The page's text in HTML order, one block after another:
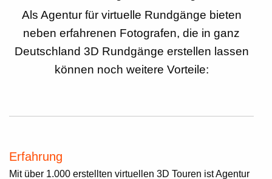
Als Agentur für virtuelle Rundgänge bieten
neben erfahrenen Fotografen, die in ganz
Deutschland 3D Rundgänge erstellen lassen
können noch weitere Vorteile:
Erfahrung
Mit über 1.000 erstellten virtuellen 3D Touren ist Agentur